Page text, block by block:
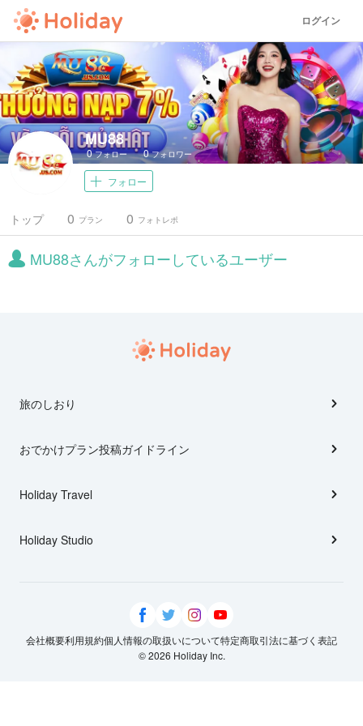
ログイン
MU88
0フォロー 0フォロワー
フォロー
トップ プラン
0 フォトレポ
0
MU88さんがフォローしているユーザー
旅のしおり
おでかけプラン投稿ガイドライン
Holiday Travel
Holiday Studio
会社概要利用規約個人情報の取扱いについて特定商取引法に基づく表記
© 2026 Holiday Inc.